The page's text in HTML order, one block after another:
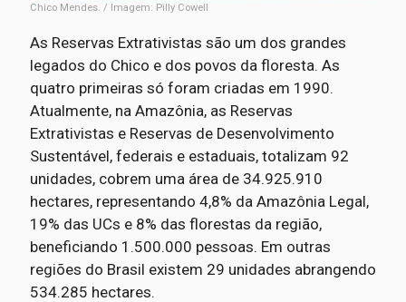
Chico Mendes. / Imagem: Pilly Cowell
As Reservas Extrativistas são um dos grandes
legados do Chico e dos povos da floresta. As
quatro primeiras só foram criadas em 1990.
Atualmente, na Amazônia, as Reservas
Extrativistas e Reservas de Desenvolvimento
Sustentável, federais e estaduais, totalizam 92
unidades, cobrem uma área de 34.925.910
hectares, representando 4,8% da Amazônia Legal,
19% das UCs e 8% das florestas da região,
beneficiando 1.500.000 pessoas. Em outras
regiões do Brasil existem 29 unidades abrangendo
534.285 hectares.